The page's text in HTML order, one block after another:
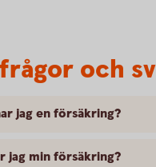
och
jag en försäkring?
jag min försäkring?